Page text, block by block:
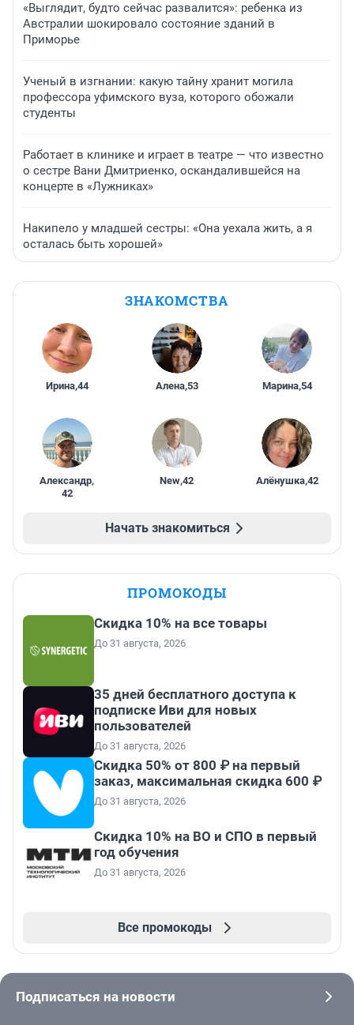
«Выглядит, будто сейчас развалится»: ребенка из
Австралии шокировало состояние зданий в
Приморье
Ученый в изгнании: какую тайну хранит могила
профессора уфимского вуза, которого обожали
студенты
Работает в клинике и играет в театре — что известно
о сестре Вани Дмитриенко, оскандалившейся на
концерте в «Лужниках»
Накипело у младшей сестры: «Она уехала жить, а я
осталась быть хорошей»
ЗНАКОМСТВА
Ирина,44 Алена,53 Марина,54
Александр,
42
New,42 Алёнушка,42
Начать знакомиться
ПРОМОКОДЫ
Скидка 10% на все товары
До 31 августа, 2026
35 дней бесплатного доступа к
подписке Иви для новых
пользователей
До 31 августа, 2026
Скидка 50% от 800 ₽ на первый
заказ, максимальная скидка 600 ₽
До 31 августа, 2026
Скидка 10% на ВО и СПО в первый
год обучения
До 31 августа, 2026
Все промокоды
Подписаться на новости